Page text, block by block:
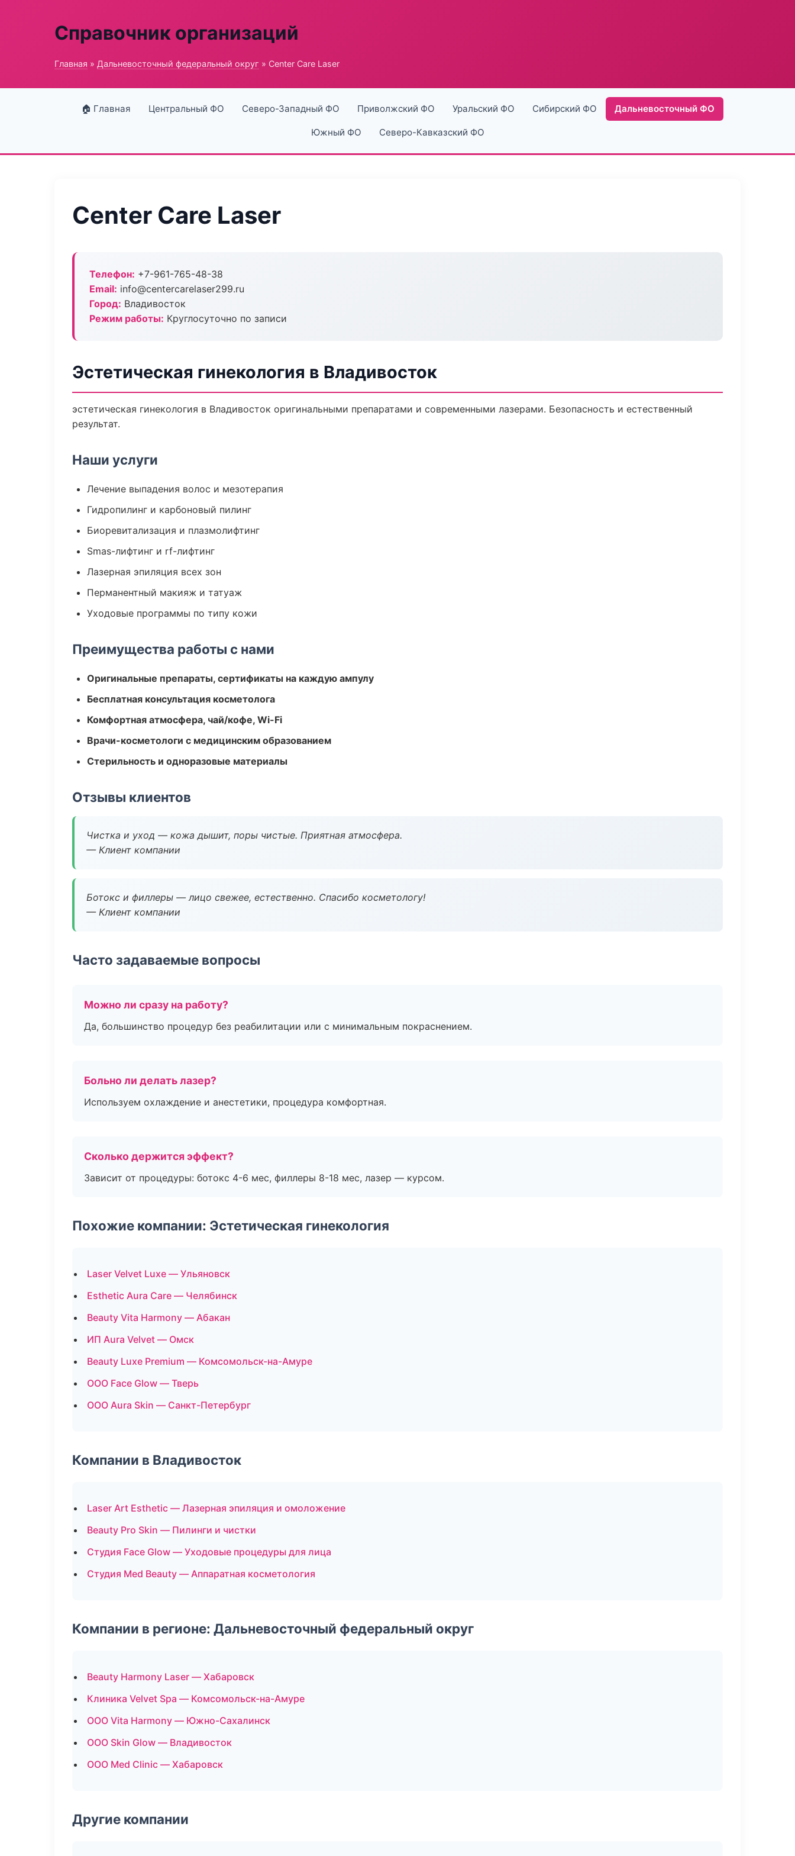
Справочник организаций
Главная » Дальневосточный федеральный округ » Center Care Laser
🏠 Главная Центральный ФО Северо-Западный ФО Приволжский ФО Уральский ФО Сибирский ФО Дальневосточный ФО
Южный ФО Северо-Кавказский ФО
Center Care Laser
Телефон: +7-961-765-48-38
Email: info@centercarelaser299.ru
Город: Владивосток
Режим работы: Круглосуточно по записи
Эстетическая гинекология в Владивосток
эстетическая гинекология в Владивосток оригинальными препаратами и современными лазерами. Безопасность и естественный
результат.
Наши услуги
Лечение выпадения волос и мезотерапия
Гидропилинг и карбоновый пилинг
Биоревитализация и плазмолифтинг
Smas-лифтинг и rf-лифтинг
Лазерная эпиляция всех зон
Перманентный макияж и татуаж
Уходовые программы по типу кожи
Преимущества работы с нами
Оригинальные препараты, сертификаты на каждую ампулу
Бесплатная консультация косметолога
Комфортная атмосфера, чай/кофе, Wi-Fi
Врачи-косметологи с медицинским образованием
Стерильность и одноразовые материалы
Отзывы клиентов
Чистка и уход — кожа дышит, поры чистые. Приятная атмосфера.
— Клиент компании
Ботокс и филлеры — лицо свежее, естественно. Спасибо косметологу!
— Клиент компании
Часто задаваемые вопросы
Можно ли сразу на работу?
Да, большинство процедур без реабилитации или с минимальным покраснением.
Больно ли делать лазер?
Используем охлаждение и анестетики, процедура комфортная.
Сколько держится эффект?
Зависит от процедуры: ботокс 4-6 мес, филлеры 8-18 мес, лазер — курсом.
Похожие компании: Эстетическая гинекология
Laser Velvet Luxe — Ульяновск
Esthetic Aura Care — Челябинск
Beauty Vita Harmony — Абакан
ИП Aura Velvet — Омск
Beauty Luxe Premium — Комсомольск-на-Амуре
ООО Face Glow — Тверь
ООО Aura Skin — Санкт-Петербург
Компании в Владивосток
Laser Art Esthetic — Лазерная эпиляция и омоложение
Beauty Pro Skin — Пилинги и чистки
Студия Face Glow — Уходовые процедуры для лица
Студия Med Beauty — Аппаратная косметология
Компании в регионе: Дальневосточный федеральный округ
Beauty Harmony Laser — Хабаровск
Клиника Velvet Spa — Комсомольск-на-Амуре
ООО Vita Harmony — Южно-Сахалинск
ООО Skin Glow — Владивосток
ООО Med Clinic — Хабаровск
Другие компании